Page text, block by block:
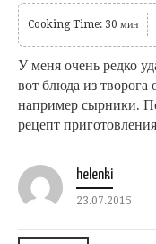
Cooking Time: 30 мин
У меня очень редко
вот блюда из
например сырники.
рецепт
helenki
23.07.2015